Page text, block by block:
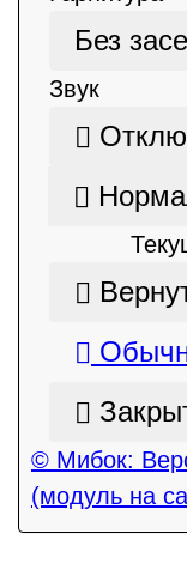
Без
Звук
© Мибок:
(модуль на